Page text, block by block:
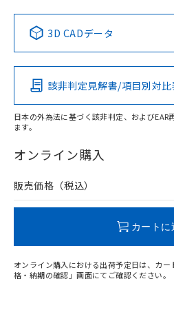
Pb Hg
O
在庫等で未対応品が混在する可能
問い合わせください。
3D CADデータ
該非判定見解書/項目別対比
日本の外為法に基づく該非判定、およびEAR
ます。
オンライン購入
販売価格（税込）
カートに
オンライン購入における出荷予定日は、カ
格・納期の確認」画面にてご確認ください。